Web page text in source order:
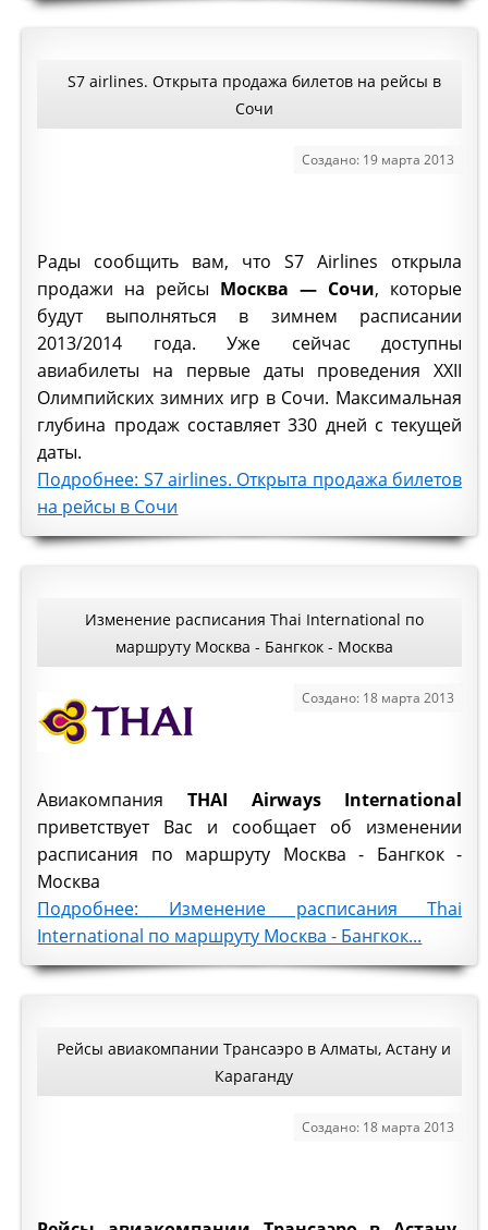
S7 airlines. Открыта продажа билетов на рейсы в
Сочи
Создано: 19 марта 2013
Рады сообщить вам, что S7 Airlines открыла
продажи на рейсы Москва — Сочи, которые
будут выполняться в зимнем расписании
2013/2014 года. Уже сейчас доступны
авиабилеты на первые даты проведения XXII
Олимпийских зимних игр в Сочи. Максимальная
глубина продаж составляет 330 дней с текущей
даты.
Подробнее: S7 airlines. Открыта продажа билетов
на рейсы в Сочи
Изменение расписания Thai International по
маршруту Москва - Бангкок - Москва
Создано: 18 марта 2013
Авиакомпания THAI Airways International
приветствует Вас и сообщает об изменении
расписания по маршруту Москва - Бангкок -
Москва
Подробнее: Изменение расписания Thai
International по маршруту Москва - Бангкок...
Рейсы авиакомпании Трансаэро в Алматы, Астану и
Караганду
Создано: 18 марта 2013